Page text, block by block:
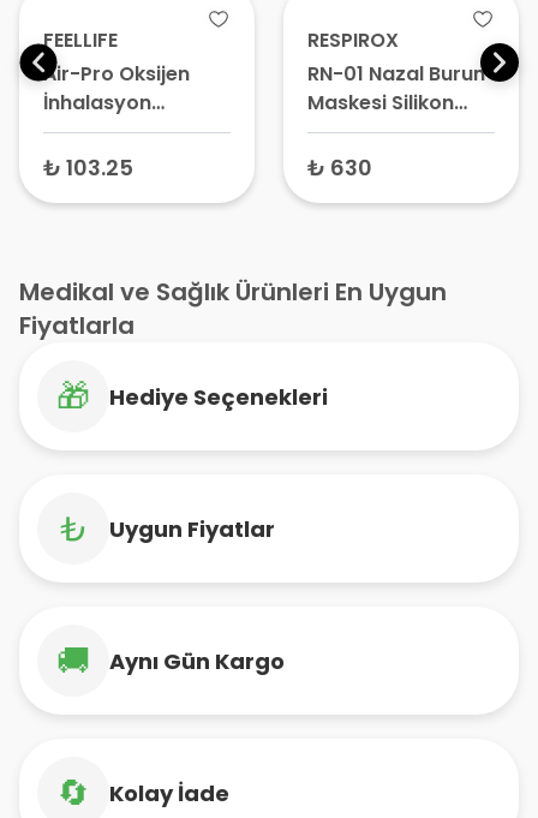
FEELLIFE
Air-Pro Oksijen
İnhalasyon
Maskesi
₺ 103.25
RESPIROX
RN-01 Nazal Burun
Maskesi Silikon
Large – CPAP
Maskesi, Uyku
₺ 630
Medikal ve Sağlık Ürünleri En Uygun
Fiyatlarla
🎁 Hediye Seçenekleri
₺ Uygun Fiyatlar
🚚 Aynı Gün Kargo
🔄 Kolay İade